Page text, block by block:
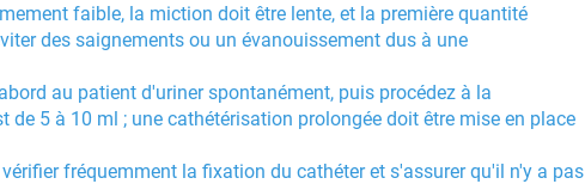
faible, la miction doit être lente, et la première quantité
des saignements ou un évanouissement dus à une
au patient d'uriner spontanément, puis procédez à la
5 à 10 ml ; une cathétérisation prolongée doit être mise en place
fréquemment la fixation du cathéter et s'assurer qu'il n'y a pas